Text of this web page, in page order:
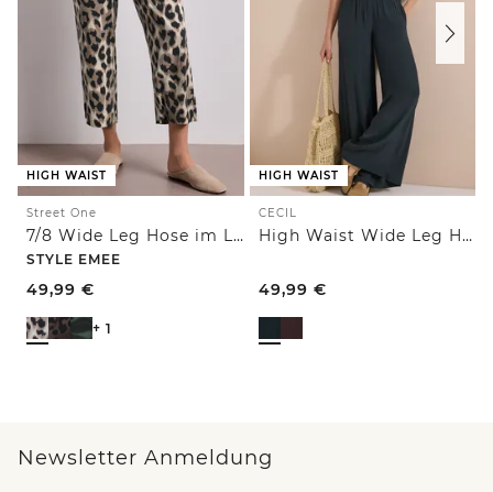
HIGH WAIST
Street One
7/8 Wide Leg Hose im Loose Fit mit Print
STYLE EMEE
49,99 €
+ 1
HIGH WAIST
CECIL
High Waist Wide Leg Hose im Loose Fit
49,99 €
Newsletter Anmeldung